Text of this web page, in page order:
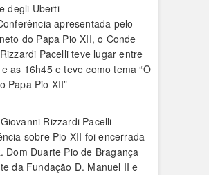
degli Uberti
apresentada pelo
do Papa Pio XII, o Conde
Pacelli teve lugar entre
as 16h45 e teve como tema “O
Papa Pio XII”
Rizzardi Pacelli
sobre Pio XII foi encerrada
Dom Duarte Pio de Bragança
da Fundação D. Manuel II e